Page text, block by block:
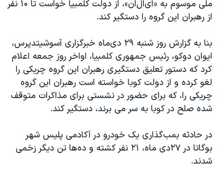
قانون شفافیت دارائی کادر رهبری ایران
اسرائیل در جنگ
نرگس محمدی برنده جایزه نوبل صلح
همایش محافظه‌کاران آمریکا «سی‌پک»
صفحه‌های ویژه
سفر پرزیدنت ترامپ به چین
ملی موسوم به «ای‌ال‌ان‌»، از دولت کلمبیا خواست تا ۱۰ نفر
از رهبران این گروه را دستگیر کند.
بنا به گزارش روز شنبه ۲۹ دی‌ماه خبرگزاری آسوشیتدپرس،
ایوان دوکو، رئیس جمهوری کلمبیا، اواخر روز جمعه اعلام
کرد که دستور تعلیق دستگیری رهبران این گروه چریکی را
لغو کرده و از دولت کوبا خواسته است رهبران این گروه
چریکی را، که برای حضور در نشستی برای مذاکرات متوقف
شده صلح در کوبا به سر می برند، دستگیر کند.
در حادثه بمب‌گذاری یک خودرو در آکادمی پلیس شهر
بوگاتا در ۲۷‌دی ماه، ۲۱ نفر کشته و ده‌ها تن دیگر زخمی
شدند.